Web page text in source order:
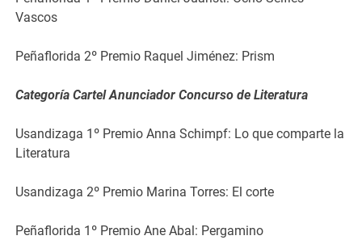
Vascos
Peñaflorida 2º Premio Raquel Jiménez: Prism
Categoría Cartel Anunciador Concurso de Literatura
Usandizaga 1º Premio Anna Schimpf: Lo que comparte la
Literatura
Usandizaga 2º Premio Marina Torres: El corte
Peñaflorida 1º Premio Ane Abal: Pergamino